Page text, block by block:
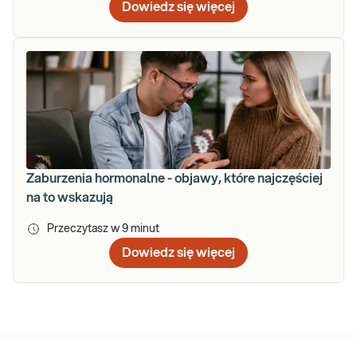
Dowiedz się więcej
Zaburzenia hormonalne - objawy, które najczęściej
na to wskazują
Przeczytasz w 9 minut
Dowiedz się więcej